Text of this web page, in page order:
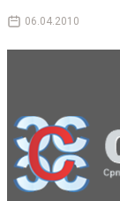
06.04.2010